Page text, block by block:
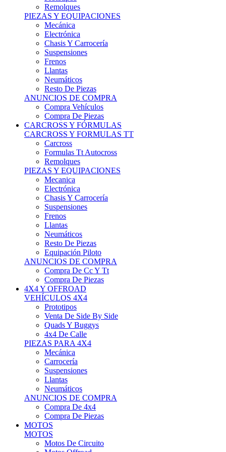
Remolques
PIEZAS Y EQUIPACIONES
Mecánica
Electrónica
Chasis Y Carrocería
Suspensiones
Frenos
Llantas
Neumáticos
Resto De Piezas
ANUNCIOS DE COMPRA
Compra Vehículos
Compra De Piezas
CARCROSS Y FÓRMULAS
CARCROSS Y FORMULAS TT
Carcross
Formulas Tt Autocross
Remolques
PIEZAS Y EQUIPACIONES
Mecanica
Electrónica
Chasis Y Carrocería
Suspensiones
Frenos
Llantas
Neumáticos
Resto De Piezas
Equipación Piloto
ANUNCIOS DE COMPRA
Compra De Cc Y Tt
Compra De Piezas
4X4 Y OFFROAD
VEHÍCULOS 4X4
Prototipos
Venta De Side By Side
Quads Y Buggys
4x4 De Calle
PIEZAS PARA 4X4
Mecánica
Carrocería
Suspensiones
Llantas
Neumáticos
ANUNCIOS DE COMPRA
Compra De 4x4
Compra De Piezas
MOTOS
MOTOS
Motos De Circuito